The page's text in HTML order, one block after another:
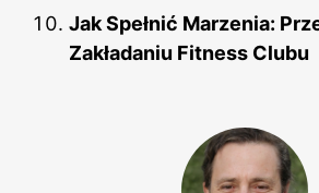
Jak Spełnić Marzenia:
Zakładaniu Fitness Clubu